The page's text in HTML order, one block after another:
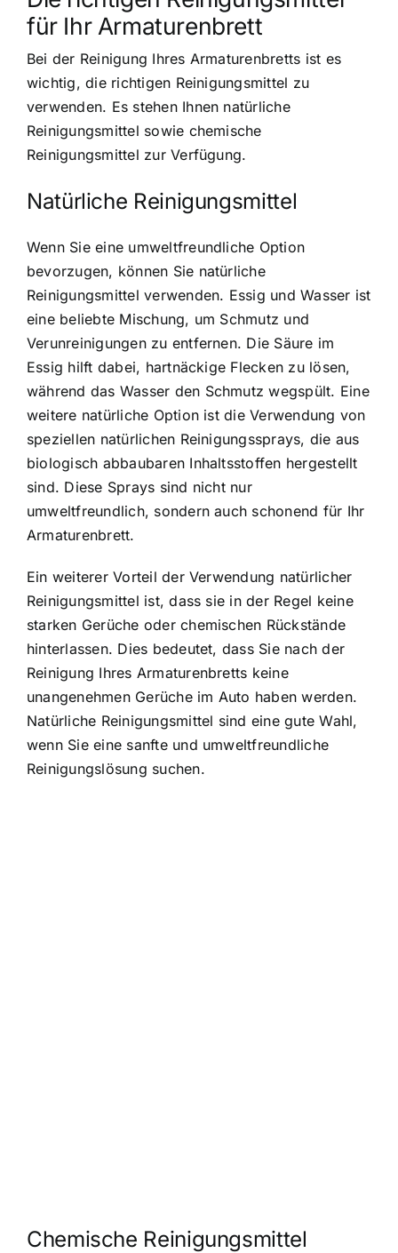
für Ihr Armaturenbrett
Bei der Reinigung Ihres Armaturenbretts ist es
wichtig, die richtigen Reinigungsmittel zu
verwenden. Es stehen Ihnen natürliche
Reinigungsmittel sowie chemische
Reinigungsmittel zur Verfügung.
Natürliche Reinigungsmittel
Wenn Sie eine umweltfreundliche Option
bevorzugen, können Sie natürliche
Reinigungsmittel verwenden. Essig und Wasser ist
eine beliebte Mischung, um Schmutz und
Verunreinigungen zu entfernen. Die Säure im
Essig hilft dabei, hartnäckige Flecken zu lösen,
während das Wasser den Schmutz wegspült. Eine
weitere natürliche Option ist die Verwendung von
speziellen natürlichen Reinigungssprays, die aus
biologisch abbaubaren Inhaltsstoffen hergestellt
sind. Diese Sprays sind nicht nur
umweltfreundlich, sondern auch schonend für Ihr
Armaturenbrett.
Ein weiterer Vorteil der Verwendung natürlicher
Reinigungsmittel ist, dass sie in der Regel keine
starken Gerüche oder chemischen Rückstände
hinterlassen. Dies bedeutet, dass Sie nach der
Reinigung Ihres Armaturenbretts keine
unangenehmen Gerüche im Auto haben werden.
Natürliche Reinigungsmittel sind eine gute Wahl,
wenn Sie eine sanfte und umweltfreundliche
Reinigungslösung suchen.
Chemische Reinigungsmittel